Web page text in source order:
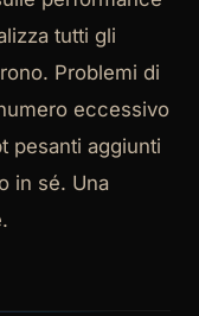
tutti gli
Problemi di
eccessivo
pesanti aggiunti
in sé. Una